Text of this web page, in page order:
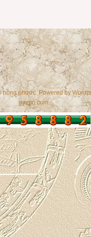
hồng phước. Powered by
gazpo.com.